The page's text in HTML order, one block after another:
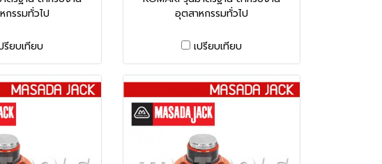
กรรมทั่วไป
รียบเทียบ
อุตสาหกรรมทั่วไป
เปรียบเทียบ